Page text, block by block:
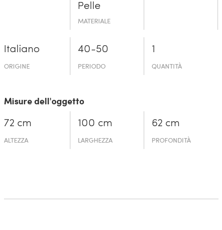
Pelle
MATERIALE
Italiano
ORIGINE
40-50
PERIODO
1
QUANTITÀ
Misure dell'oggetto
72 cm
ALTEZZA
100 cm
LARGHEZZA
62 cm
PROFONDITÀ